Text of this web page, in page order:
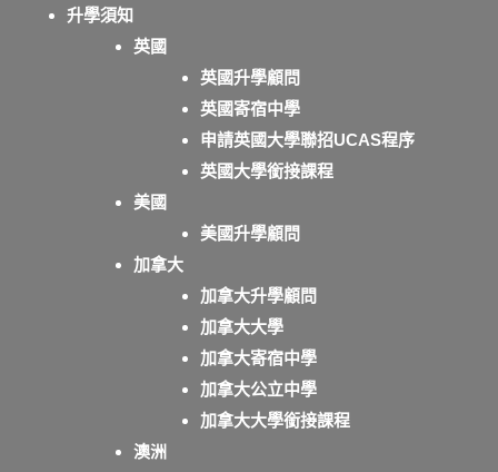
升學須知
英國
英國升學顧問
英國寄宿中學
申請英國大學聯招UCAS程序
英國大學銜接課程
美國
美國升學顧問
加拿大
加拿大升學顧問
加拿大大學
加拿大寄宿中學
加拿大公立中學
加拿大大學銜接課程
澳洲